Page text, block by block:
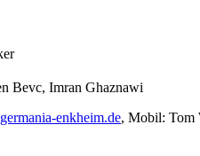
Bevc, Imran Ghaznawi
enkheim.de, Mobil: Tom